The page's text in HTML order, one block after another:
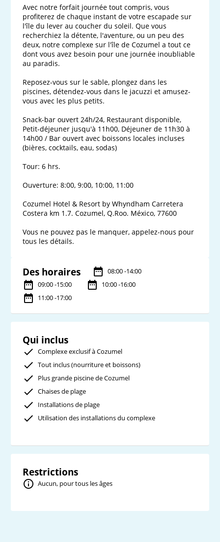
Avec notre forfait journée tout compris, vous
profiterez de chaque instant de votre escapade sur
l'île du lever au coucher du soleil. Que vous
recherchiez la détente, l'aventure, ou un peu des
deux, notre complexe sur l'île de Cozumel a tout ce
dont vous avez besoin pour une journée inoubliable
au paradis.
Reposez-vous sur le sable, plongez dans les
piscines, détendez-vous dans le jacuzzi et amusez-
vous avec les plus petits.
Snack-bar ouvert 24h/24, Restaurant disponible,
Petit-déjeuner jusqu'à 11h00, Déjeuner de 11h30 à
14h00 / Bar ouvert avec boissons locales incluses
(bières, cocktails, eau, sodas)
Tour: 6 hrs.
Ouverture: 8:00, 9:00, 10:00, 11:00
Cozumel Hotel & Resort by Whyndham Carretera
Costera km 1.7. Cozumel, Q.Roo. México, 77600
Vous ne pouvez pas le manquer, appelez-nous pour
tous les détails.
Des horaires
08:00 -14:00
09:00 -15:00
10:00 -16:00
11:00 -17:00
Qui inclus
Complexe exclusif à Cozumel
Tout inclus (nourriture et boissons)
Plus grande piscine de Cozumel
Chaises de plage
Installations de plage
Utilisation des installations du complexe
Restrictions
Aucun, pour tous les âges